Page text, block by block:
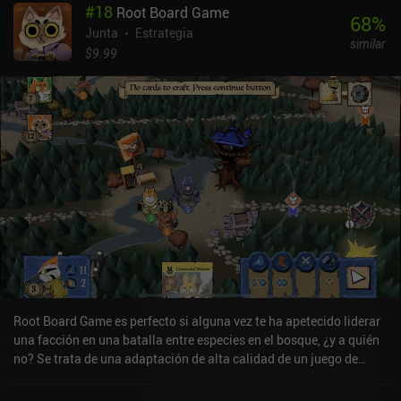
juego.La expansión "Clima" incluida en el juego base nos hace
responder también a los cambios de temperatura, lo que añade
una profundidad adicional que hace que el juego sea aún más
un tutorial que nos facilita la comprensión de las reglas. Además
de un modo campaña que presenta varios desafíos, cuenta con
tres niveles de dificultad de IA para jugar en solitario, y opciones
multijugador en línea y de pasar y jugar.Evolution: Climate se
puede probar gratis, y el juego completo se desbloquea mediante
un iAP de 6,99 $. También podemos comprar siete cartas extra y
algunos cosméticos, pero son totalmente opcionales y no son
necesarios para disfrutar de una experiencia completa. Este es uno
de los mejores juegos de mesa indie que existen, y es genial ver
una adaptación digital tan fiel en el móvil.
#18 Root Board Game
Junta
Estrategia
$9.99
68%
similar
Root Board Game es perfecto si alguna vez te ha apetecido liderar
una facción en una batalla entre especies en el bosque, ¿y a quién
no? Se trata de una adaptación de alta calidad de un juego de